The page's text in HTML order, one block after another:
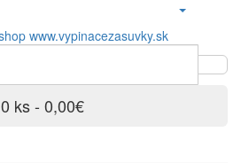
0 ks - 0,00€